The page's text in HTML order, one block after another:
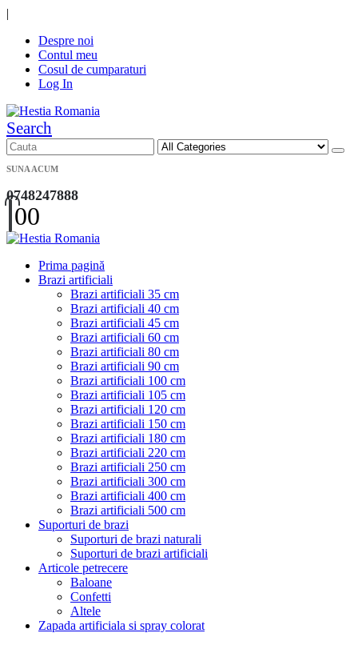
|
Despre noi
Contul meu
Cosul de cumparaturi
Log In
Search
SUNA ACUM
0748247888
00
Prima pagină
Brazi artificiali
Brazi artificiali 35 cm
Brazi artificiali 40 cm
Brazi artificiali 45 cm
Brazi artificiali 60 cm
Brazi artificiali 80 cm
Brazi artificiali 90 cm
Brazi artificiali 100 cm
Brazi artificiali 105 cm
Brazi artificiali 120 cm
Brazi artificiali 150 cm
Brazi artificiali 180 cm
Brazi artificiali 220 cm
Brazi artificiali 250 cm
Brazi artificiali 300 cm
Brazi artificiali 400 cm
Brazi artificiali 500 cm
Suporturi de brazi
Suporturi de brazi naturali
Suporturi de brazi artificiali
Articole petrecere
Baloane
Confetti
Altele
Zapada artificiala si spray colorat